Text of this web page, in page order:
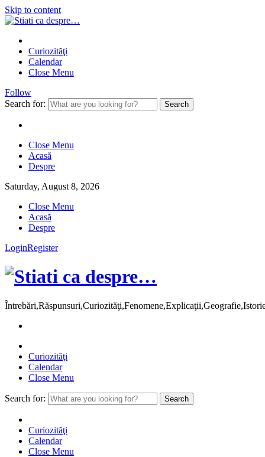
Skip to content
Curiozităţi
Calendar
Close Menu
Follow
Search for:
Close Menu
Acasă
Despre
Saturday, August 8, 2026
Close Menu
Acasă
Despre
LoginRegister
Curiozităţi
Calendar
Close Menu
Search for:
Curiozităţi
Calendar
Close Menu